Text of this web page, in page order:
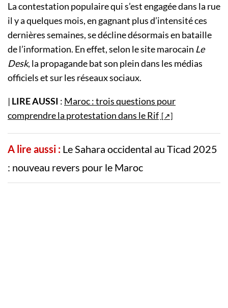
La contestation populaire qui s’est engagée dans la rue
il y a quelques mois, en gagnant plus d’intensité ces
dernières semaines, se décline désormais en bataille
de l’information. En effet, selon le site marocain Le
Desk, la propagande bat son plein dans les médias
officiels et sur les réseaux sociaux.
| LIRE AUSSI : Maroc : trois questions pour
comprendre la protestation dans le Rif
A lire aussi : Le Sahara occidental au Ticad 2025
: nouveau revers pour le Maroc